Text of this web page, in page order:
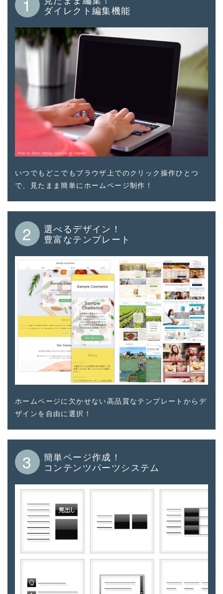
1
ダイレクト編集機能
いつでもどこでもブラウザ上でのクリック操作ひとつ
で、見たまま簡単にホームページ制作！
2
選べるデザイン！
豊富なテンプレート
ホームページに欠かせない高品質なテンプレートからデ
ザインを自由に選択！
3
簡単ページ作成！
コンテンツパーツシステム